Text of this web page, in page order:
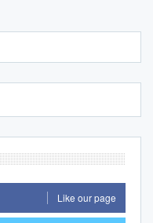
Like our page